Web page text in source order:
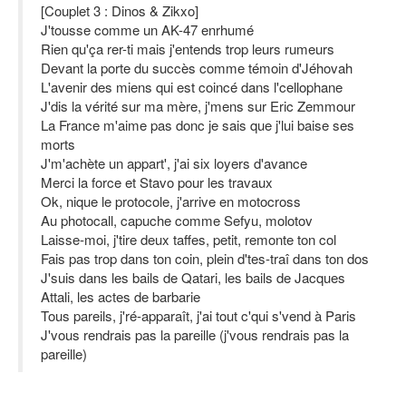
[Couplet 3 : Dinos & Zikxo]
J'tousse comme un AK-47 enrhumé
Rien qu'ça rer-ti mais j'entends trop leurs rumeurs
Devant la porte du succès comme témoin d'Jéhovah
L'avenir des miens qui est coincé dans l'cellophane
J'dis la vérité sur ma mère, j'mens sur Eric Zemmour
La France m'aime pas donc je sais que j'lui baise ses
morts
J'm'achète un appart', j'ai six loyers d'avance
Merci la force et Stavo pour les travaux
Ok, nique le protocole, j'arrive en motocross
Au photocall, capuche comme Sefyu, molotov
Laisse-moi, j'tire deux taffes, petit, remonte ton col
Fais pas trop dans ton coin, plein d'tes-traî dans ton dos
J'suis dans les bails de Qatari, les bails de Jacques
Attali, les actes de barbarie
Tous pareils, j'ré-apparaît, j'ai tout c'qui s'vend à Paris
J'vous rendrais pas la pareille (j'vous rendrais pas la
pareille)